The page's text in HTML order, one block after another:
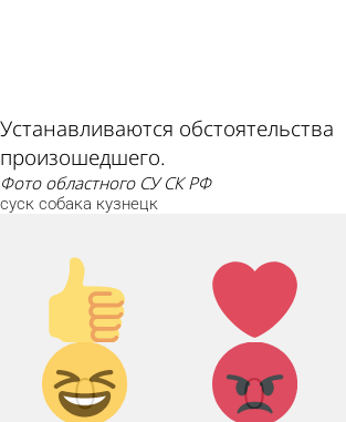
Устанавливаются обстоятельства
произошедшего.
фото областного СУ СК РФ
суск собака кузнецк
Палец
вверх!
0
Лайк!
0
Дикий
смех!
Агрессия!